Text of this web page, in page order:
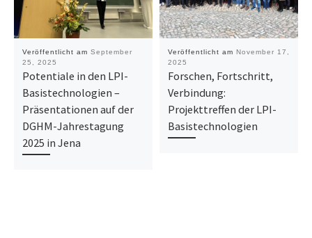
Veröffentlicht am September
25, 2025
Potentiale in den LPI-
Basistechnologien –
Präsentationen auf der
DGHM-Jahrestagung
2025 in Jena
Veröffentlicht am November 17,
2025
Forschen, Fortschritt,
Verbindung:
Projekttreffen der LPI-
Basistechnologien